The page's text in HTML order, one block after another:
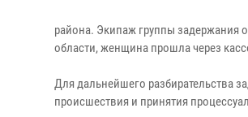
района. Экипаж группы задержания
области, женщина прошла через
Для дальнейшего разбирательства
происшествия и принятия